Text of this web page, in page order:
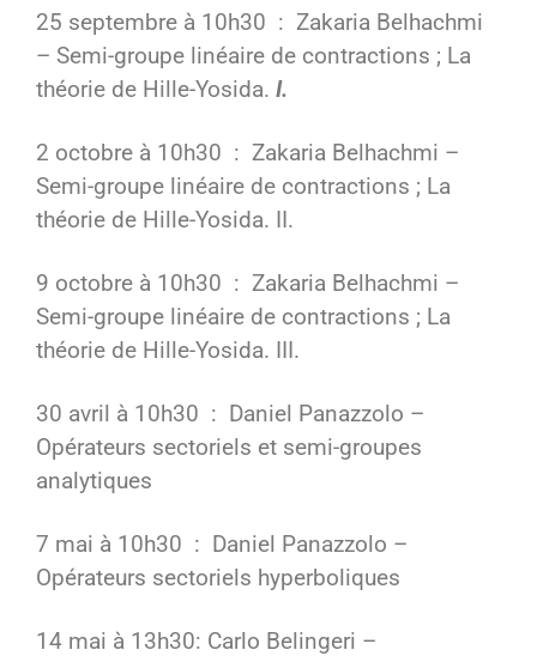
25 septembre à 10h30 : Zakaria Belhachmi
– Semi-groupe linéaire de contractions ; La
théorie de Hille-Yosida. I.
2 octobre à 10h30 : Zakaria Belhachmi –
Semi-groupe linéaire de contractions ; La
théorie de Hille-Yosida. II.
9 octobre à 10h30 : Zakaria Belhachmi –
Semi-groupe linéaire de contractions ; La
théorie de Hille-Yosida. III.
30 avril à 10h30 : Daniel Panazzolo –
Opérateurs sectoriels et semi-groupes
analytiques
7 mai à 10h30 : Daniel Panazzolo –
Opérateurs sectoriels hyperboliques
14 mai à 13h30: Carlo Belingeri –